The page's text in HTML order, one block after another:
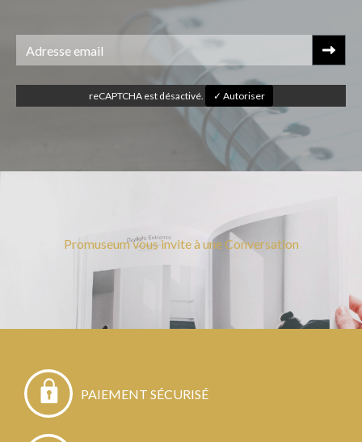
reCAPTCHA est désactivé. ✓ Autoriser
Promuseum vous invite à une Conversation
PAIEMENT SÉCURISÉ